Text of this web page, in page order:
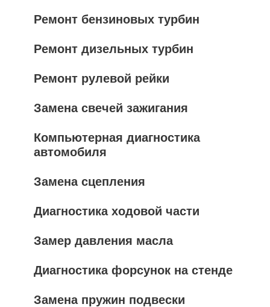
Ремонт бензиновых турбин
Ремонт дизельных турбин
Ремонт рулевой рейки
Замена свечей зажигания
Компьютерная диагностика
автомобиля
Замена сцепления
Диагностика ходовой части
Замер давления масла
Диагностика форсунок на стенде
Замена пружин подвески